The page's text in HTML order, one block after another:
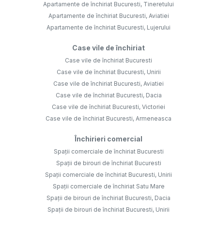
Apartamente de închiriat Bucuresti, Tineretului
Apartamente de închiriat Bucuresti, Aviatiei
Apartamente de închiriat Bucuresti, Lujerului
Case vile de închiriat
Case vile de închiriat Bucuresti
Case vile de închiriat Bucuresti, Unirii
Case vile de închiriat Bucuresti, Aviatiei
Case vile de închiriat Bucuresti, Dacia
Case vile de închiriat Bucuresti, Victoriei
Case vile de închiriat Bucuresti, Armeneasca
Închirieri comercial
Spații comerciale de închiriat Bucuresti
Spații de birouri de închiriat Bucuresti
Spații comerciale de închiriat Bucuresti, Unirii
Spații comerciale de închiriat Satu Mare
Spații de birouri de închiriat Bucuresti, Dacia
Spații de birouri de închiriat Bucuresti, Unirii